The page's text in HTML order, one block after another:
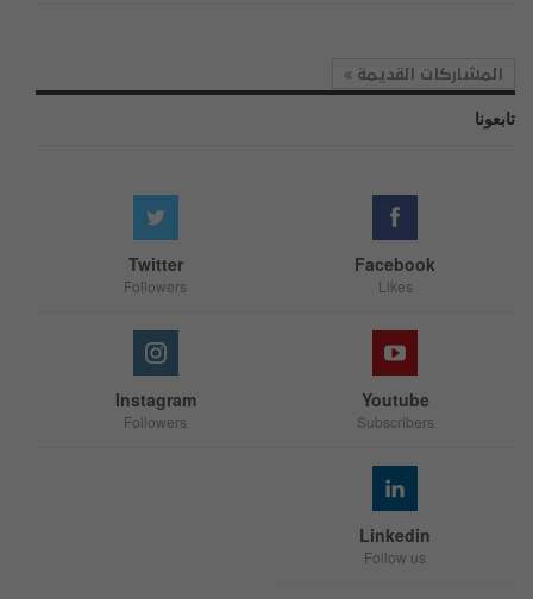
المشاركات القديمة
تابعونا
Facebook
Likes
Twitter
Followers
Youtube
Subscribers
Instagram
Followers
Linkedin
Follow us